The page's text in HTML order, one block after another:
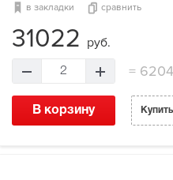
в закладки сравнить
31022 руб.
2 =
В корзину